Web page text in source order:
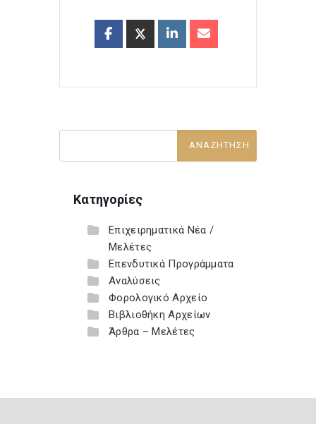
Κατηγορίες
Επιχειρηματικά Νέα /
Μελέτες
Επενδυτικά Προγράμματα
Αναλύσεις
Φορολογικό Αρχείο
Βιβλιοθήκη Αρχείων
Άρθρα – Μελέτες